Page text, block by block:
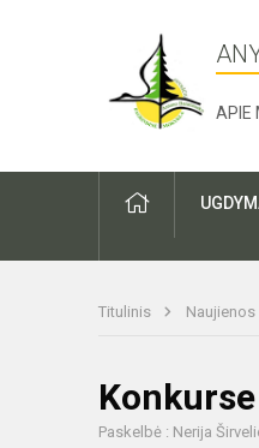
APIE
Titulinis Naujienos
Konkurse
Paskelbė : Nerija